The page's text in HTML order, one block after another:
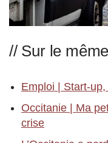
// Sur le
Emploi | Start-
Occitanie | Ma
crise